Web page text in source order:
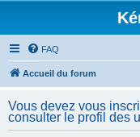
FAQ
Accueil du forum
Vous devez vous
consulter le profil des